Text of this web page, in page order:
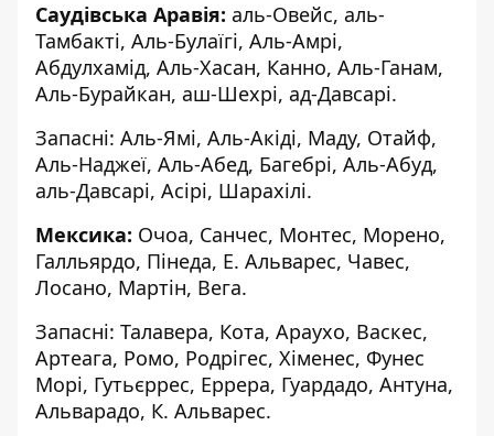
Саудівська Аравія: аль-Овейс, аль-
Тамбакті, Аль-Булаїгі, Аль-Амрі,
Абдулхамід, Аль-Хасан, Канно, Аль-Ганам,
Аль-Бурайкан, аш-Шехрі, ад-Давсарі.
Запасні: Аль-Ямі, Аль-Акіді, Маду, Отайф,
Аль-Наджеї, Аль-Абед, Багебрі, Аль-Абуд,
аль-Давсарі, Асірі, Шарахілі.
Мексика: Очоа, Санчес, Монтес, Морено,
Галльярдо, Пінеда, Е. Альварес, Чавес,
Лосано, Мартін, Вега.
Запасні: Талавера, Кота, Араухо, Васкес,
Артеага, Ромо, Родрігес, Хіменес, Фунес
Морі, Гутьєррес, Еррера, Гуардадо, Антуна,
Альварадо, К. Альварес.